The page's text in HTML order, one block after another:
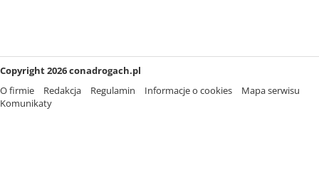
Copyright 2026 conadrogach.pl
O firmie
Redakcja Regulamin Informacje o cookies
Mapa serwisu
Komunikaty